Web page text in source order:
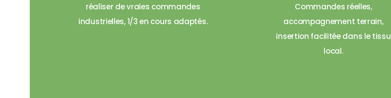
réaliser de vraies commandes
industrielles, 1/3 en cours adaptés.
Commandes réelles,
accompagnement terrain,
insertion facilitée dans le tissu
local.